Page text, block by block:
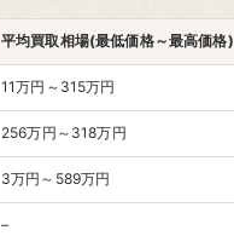
平均買取相場(最低価格～最高価格)
11万円～315万円
256万円～318万円
3万円～589万円
–